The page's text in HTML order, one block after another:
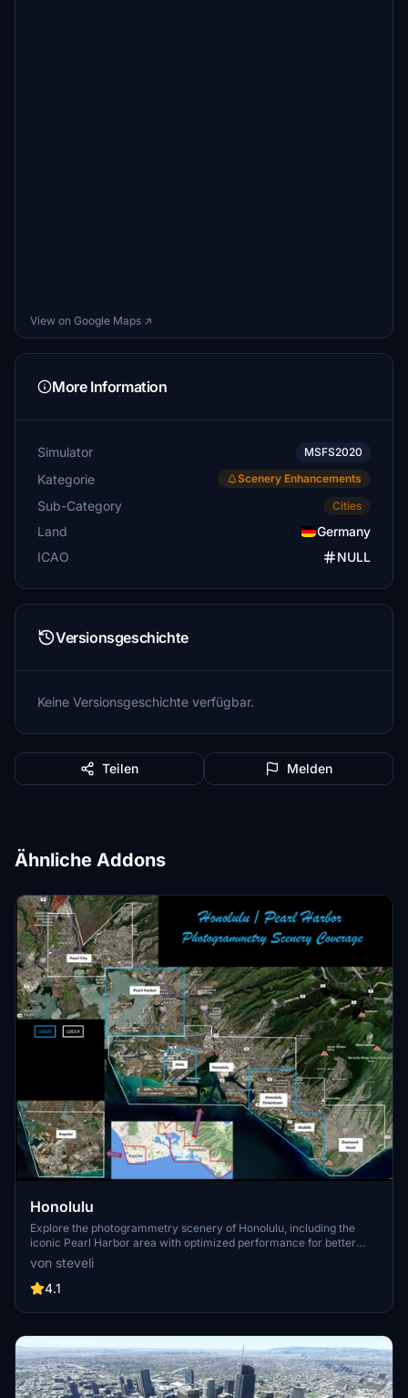
View on Google Maps ↗
More Information
Simulator MSFS2020
Kategorie Scenery Enhancements
Sub-Category Cities
Land
Germany
ICAO
NULL
Versionsgeschichte
Keine Versionsgeschichte verfügbar.
Teilen Melden
Ähnliche Addons
Honolulu
Explore the photogrammetry scenery of Honolulu, including the
iconic Pearl Harbor area with optimized performance for better
FPS. Discover Waikiki, Honolulu downtown, and more with this
detailed addon. Enhance your experience by adding free mods for
carriers, battleships, and military airplanes in Pearl Harbor and
enjoy this mod.
von steveli
4.1